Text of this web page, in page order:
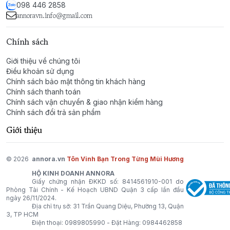
098 446 2858
annoravn.info@gmail.com
Chính sách
Giới thiệu về chúng tôi
Điều khoản sử dụng
Chính sách bảo mật thông tin khách hàng
Chính sách thanh toán
Chính sách vận chuyển & giao nhận kiểm hàng
Chính sách đổi trả sản phẩm
Giới thiệu
© 2026 annora.vn Tôn Vinh Bạn Trong Từng Mùi Hương
HỘ KINH DOANH ANNORA
Giấy chứng nhận ĐKKD số: 8414561910-001 do
Phòng Tài Chính - Kế Hoạch UBND Quận 3 cấp lần đầu
ngày 26/11/2024.
Địa chỉ trụ sở: 31 Trần Quang Diệu, Phường 13, Quận
3, TP HCM
Điện thoại: 0989805990 - Đặt Hàng: 0984462858